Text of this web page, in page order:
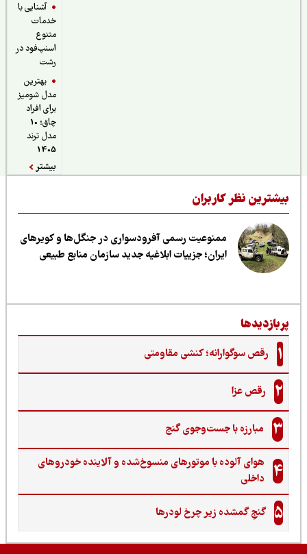
آشنایی با
خدمات
اسنپ‌فود در
بهترین
مدل شومیز
برای افراد
چاق؛ 10
مدل ترند
نظر کاربران
ممنوعیت رسمی آفرودسواری در جنگل‌ها و کویرهای
ایران؛ جزییات ابلاغیه جدید سازمان منابع طبیعی
رقص سوگوارانه؛ کنشی مقاومتی
رقص عزا
مبارزه با جست‌وجوی گنج‌
هوای آلوده با موتورهای منسوخ‌شده و آلاینده خودروهای
داخلی
گنجِ گمشده زیر چرخ لودرها